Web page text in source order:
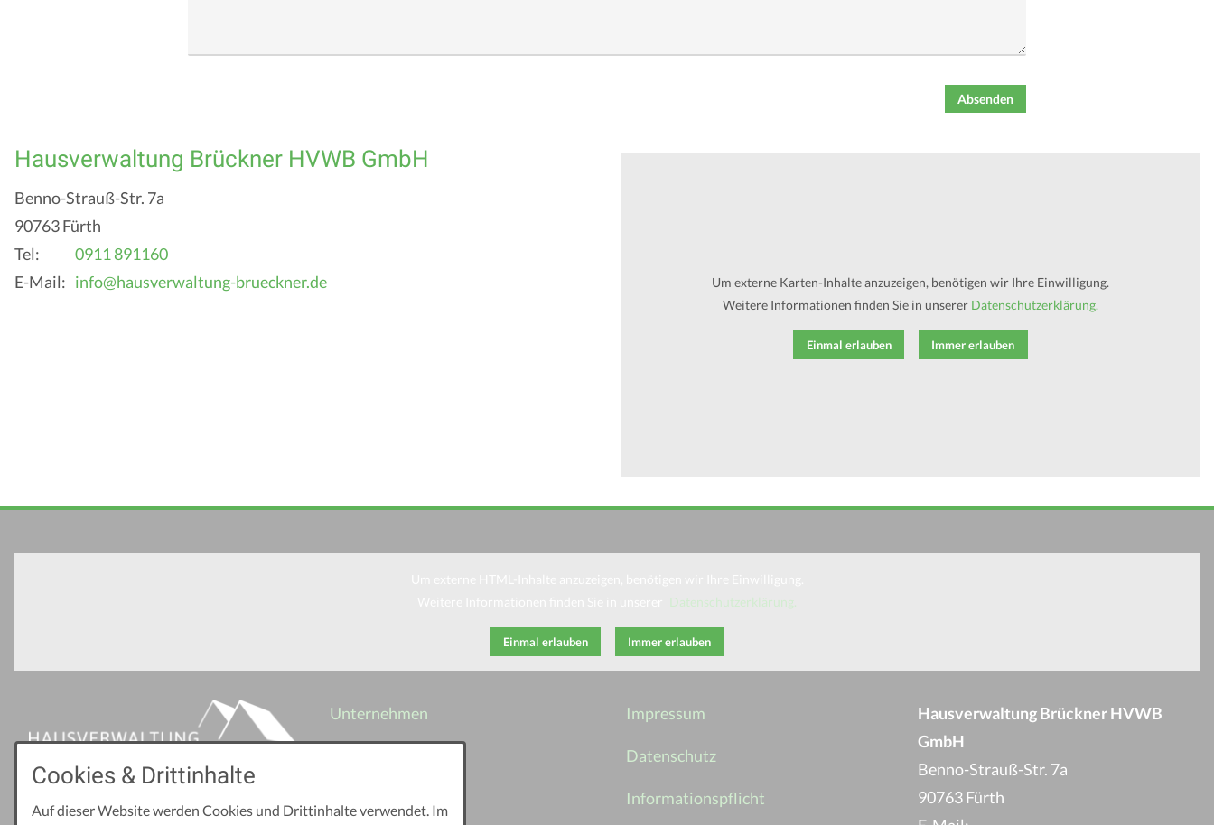
Absenden
Um externe Karten-Inhalte anzuzeigen, benötigen wir Ihre Einwilligung.
Weitere Informationen finden Sie in unserer Datenschutzerklärung.
Einmal erlauben Immer erlauben
Hausverwaltung Brückner HVWB GmbH
Benno-Strauß-Str. 7a
90763 Fürth
Tel:
0911 891160
E-Mail: info@hausverwaltung-brueckner.de
Datenschutzerklärung.
Einmal erlauben Immer erlauben
Unternehmen Impressum
Datenschutz
Informationspflicht
Hausverwaltung Brückner HVWB
GmbH
Benno-Strauß-Str. 7a
90763 Fürth
Cookies & Drittinhalte
Auf dieser Website werden Cookies und Drittinhalte verwendet. Im